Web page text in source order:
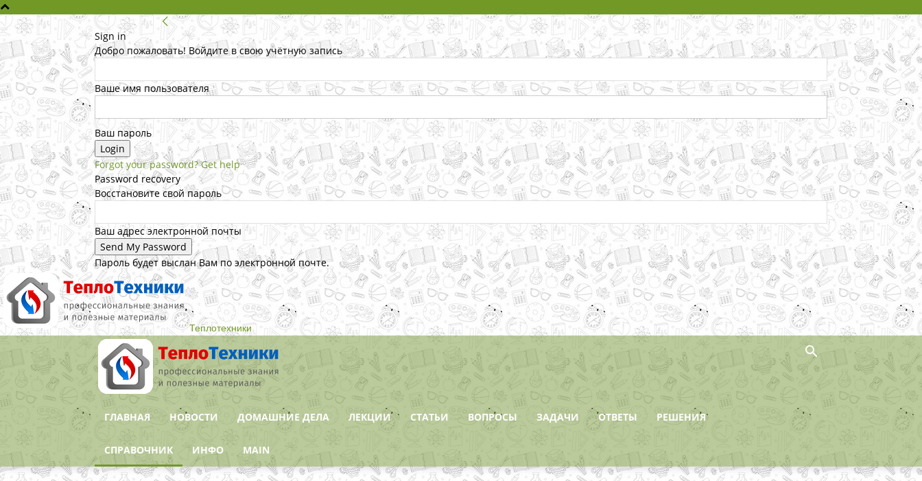
Sign in
Добро пожаловать! Войдите в свою учётную запись
Ваше имя пользователя
Ваш пароль
Forgot your password? Get help
Password recovery
Восстановите свой пароль
Ваш адрес электронной почты
Пароль будет выслан Вам по электронной почте.
Теплотехники
ГЛАВНАЯ НОВОСТИ ДОМАШНИЕ ДЕЛА ЛЕКЦИИ СТАТЬИ ВОПРОСЫ ЗАДАЧИ ОТВЕТЫ РЕШЕНИЯ
СПРАВОЧНИК ИНФО MAIN